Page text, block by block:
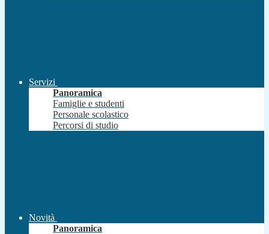
Servizi
Panoramica
Famiglie e studenti
Personale scolastico
Percorsi di studio
Novità
Panoramica